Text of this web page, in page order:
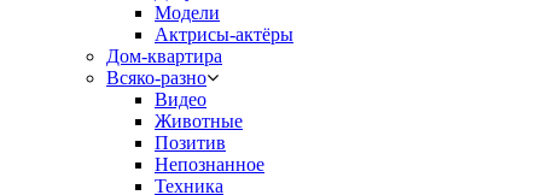
Модели
Актрисы-актёры
Дом-квартира
Всяко-разно
Видео
Животные
Позитив
Непознанное
Техника